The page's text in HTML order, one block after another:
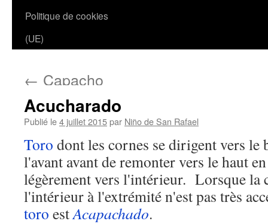
contenu
Politique de cookies
(UE)
← Capacho
Acucharado
Publié le4 juillet 2015par Niño de San Rafael
Toro dont les cornes se dirigent vers le
l'avant avant de remonter vers le haut
légèrement vers l'intérieur. Lorsque la
l'intérieur à l'extrémité n'est pas très
toro estAcapachado.